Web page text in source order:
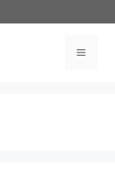
Menü